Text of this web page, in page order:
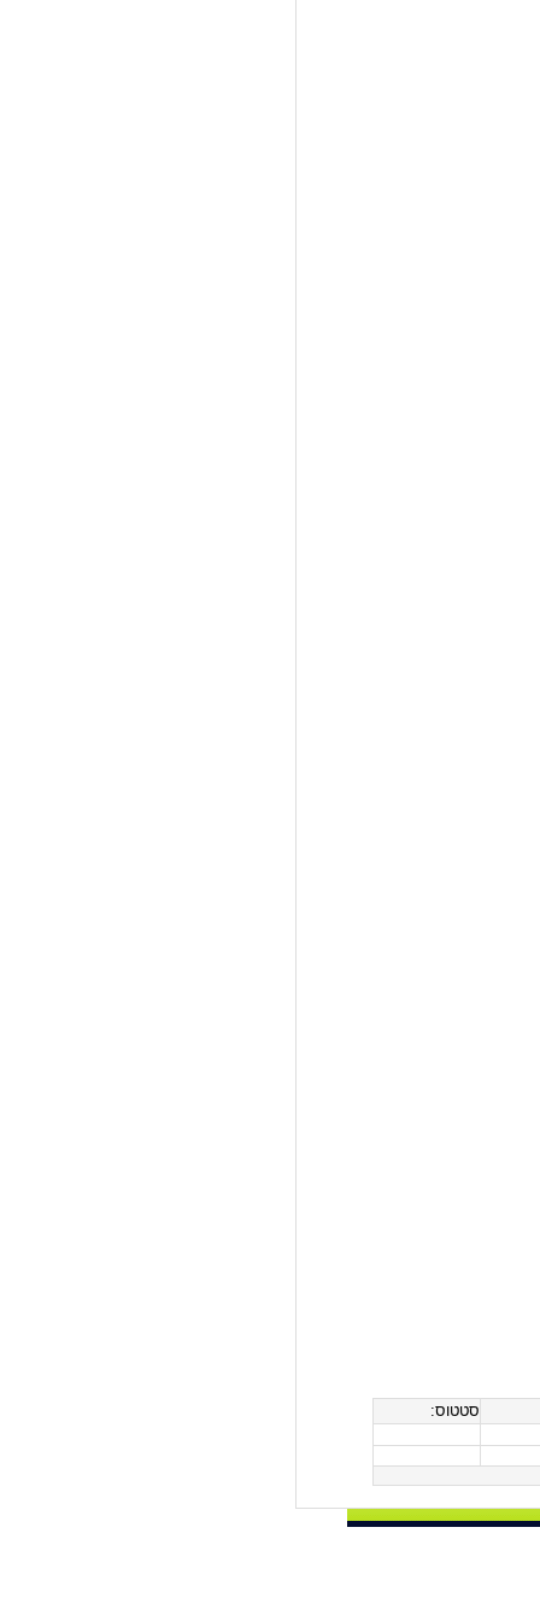
סטטוס: